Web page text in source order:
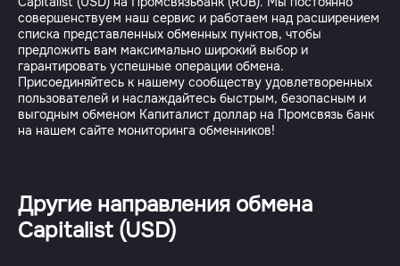
совершенствуем наш сервис и работаем над расширением
списка представленных обменных пунктов, чтобы
предложить вам максимально широкий выбор и
гарантировать успешные операции обмена.
Присоединяйтесь к нашему сообществу удовлетворенных
пользователей и наслаждайтесь быстрым, безопасным и
выгодным обменом Капиталист доллар на Промсвязь банк
Другие направления обмена
Capitalist (USD)